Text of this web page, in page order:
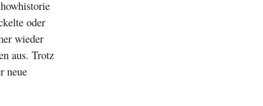
oder
wieder
aus. Trotz
neue